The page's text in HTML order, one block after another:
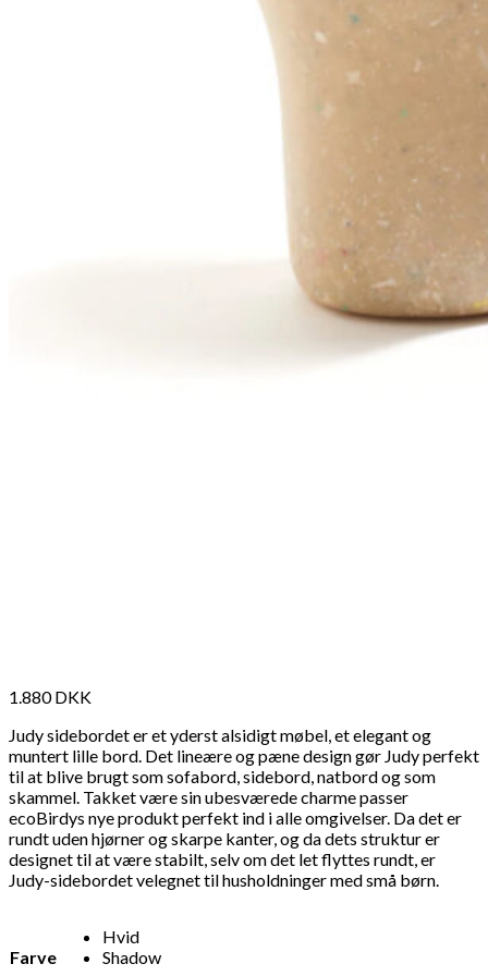
1.880DKK
Judy sidebordet er et yderst alsidigt møbel, et elegant og
muntert lille bord. Det lineære og pæne design gør Judy perfekt
til at blive brugt som sofabord, sidebord, natbord og som
skammel. Takket være sin ubesværede charme passer
ecoBirdys nye produkt perfekt ind i alle omgivelser. Da det er
rundt uden hjørner og skarpe kanter, og da dets struktur er
designet til at være stabilt, selv om det let flyttes rundt, er
Judy-sidebordet velegnet til husholdninger med små børn.
Farve
Hvid
Shadow